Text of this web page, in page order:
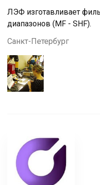
ЛЭФ изготавливает
диапазонов (MF - SHF).
Санкт-Петербург